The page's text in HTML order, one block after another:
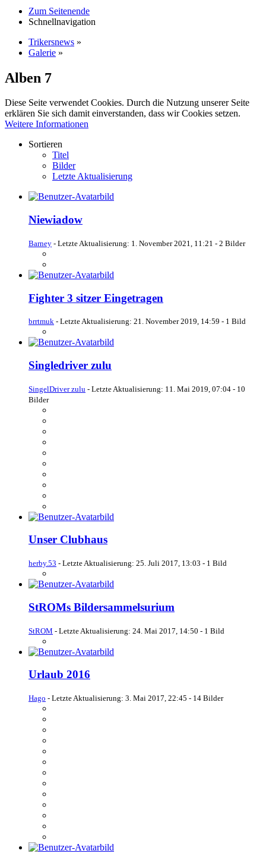
Zum Seitenende
Schnellnavigation
Trikersnews »
Galerie »
Alben 7
Diese Seite verwendet Cookies. Durch die Nutzung unserer Seite
erklären Sie sich damit einverstanden, dass wir Cookies setzen.
Weitere Informationen
Sortieren
Titel
Bilder
Letzte Aktualisierung
Niewiadow
Barney - Letzte Aktualisierung: 1. November 2021, 11:21 - 2 Bilder
Fighter 3 sitzer Eingetragen
brrtmuk - Letzte Aktualisierung: 21. November 2019, 14:59 - 1 Bild
Singledriver zulu
SingelDriver zulu - Letzte Aktualisierung: 11. Mai 2019, 07:04 - 10
Bilder
Unser Clubhaus
herby.53 - Letzte Aktualisierung: 25. Juli 2017, 13:03 - 1 Bild
StROMs Bildersammelsurium
StROM - Letzte Aktualisierung: 24. Mai 2017, 14:50 - 1 Bild
Urlaub 2016
Hago - Letzte Aktualisierung: 3. Mai 2017, 22:45 - 14 Bilder